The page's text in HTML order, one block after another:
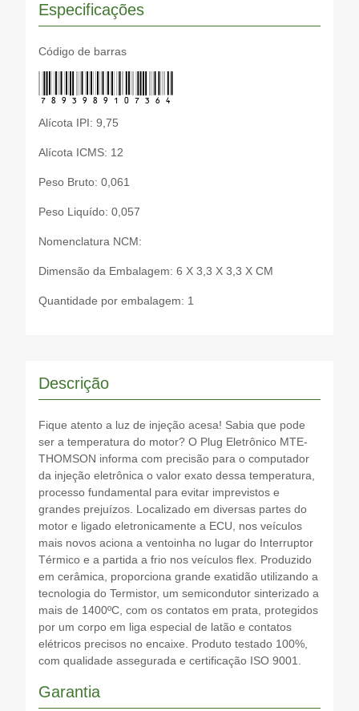
Especificações
Código de barras
7893989107364
Alícota IPI: 9,75
Alícota ICMS: 12
Peso Bruto: 0,061
Peso Liquído: 0,057
Nomenclatura NCM:
Dimensão da Embalagem: 6 X 3,3 X 3,3 X CM
Quantidade por embalagem: 1
Descrição
Fique atento a luz de injeção acesa! Sabia que pode
ser a temperatura do motor? O Plug Eletrônico MTE-
THOMSON informa com precisão para o computador
da injeção eletrônica o valor exato dessa temperatura,
processo fundamental para evitar imprevistos e
grandes prejuízos. Localizado em diversas partes do
motor e ligado eletronicamente a ECU, nos veículos
mais novos aciona a ventoinha no lugar do Interruptor
Térmico e a partida a frio nos veículos flex. Produzido
em cerâmica, proporciona grande exatidão utilizando a
tecnologia do Termistor, um semicondutor sinterizado a
mais de 1400ºC, com os contatos em prata, protegidos
por um corpo em liga especial de latão e contatos
elétricos precisos no encaixe. Produto testado 100%,
com qualidade assegurada e certificação ISO 9001.
Garantia